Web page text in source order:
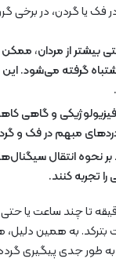
فک یا گردن، در برخی
بیشتر از مردان،
گرفته می‌شود.
فیزیولوژیکی و
مبهم در فک و
نحوه انتقال
تجربه کنند.
تا چند ساعت یا
به همین دلیل،
طور جدی پیگیری